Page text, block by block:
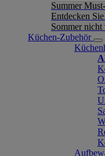
Summer
Entdecken
Sommer nicht
Küchen-Zubehör